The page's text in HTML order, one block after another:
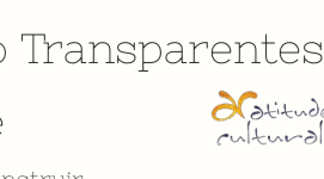
Transparentes